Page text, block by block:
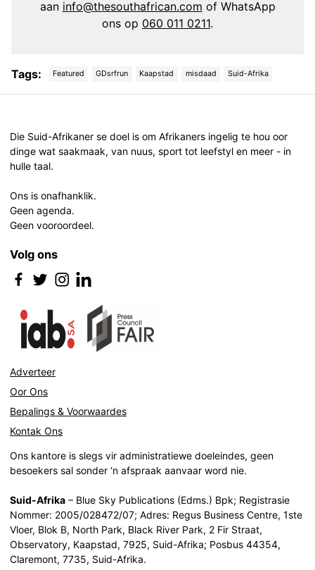
aan info@thesouthafrican.com of WhatsApp
ons op 060 011 0211.
Tags: Featured GDsrfrun Kaapstad misdaad Suid-Afrika
Die Suid-Afrikaner se doel is om Afrikaners ingelig te hou oor
dinge wat saakmaak, van nuus, sport tot leefstyl en meer - in
hulle taal.
Ons is onafhanklik.
Geen agenda.
Geen vooroordeel.
Volg ons
Adverteer
Oor Ons
Bepalings & Voorwaardes
Kontak Ons
Ons kantore is slegs vir administratiewe doeleindes, geen
besoekers sal sonder ‘n afspraak aanvaar word nie.
Suid-Afrika – Blue Sky Publications (Edms.) Bpk; Registrasie
Nommer: 2005/028472/07; Adres: Regus Business Centre, 1ste
Vloer, Blok B, North Park, Black River Park, 2 Fir Straat,
Observatory, Kaapstad, 7925, Suid-Afrika; Posbus 44354,
Claremont, 7735, Suid-Afrika.